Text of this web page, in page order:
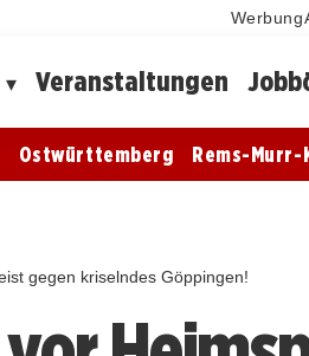
Werbung
Veranstaltungen
Ostwürttemberg Rems-Murr-
gegen kriselndes Göppingen!